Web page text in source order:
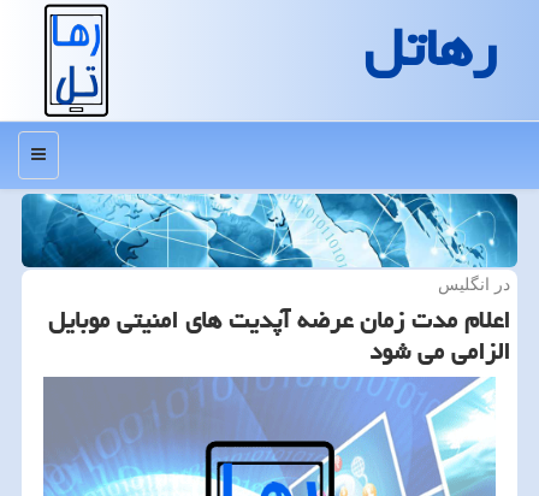
رهاتل
منو
در انگلیس
اعلام مدت زمان عرضه آپدیت های امنیتی موبایل
الزامی می شود